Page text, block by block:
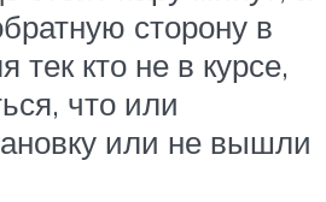
сторону в
тек кто не в курсе,
что или
или не вышли